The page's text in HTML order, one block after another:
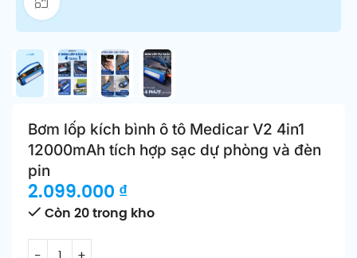
Bơm lốp kích bình ô tô Medicar V2 4in1
12000mAh tích hợp sạc dự phòng và đèn
pin
2.099.000 ₫
Còn 20 trong kho